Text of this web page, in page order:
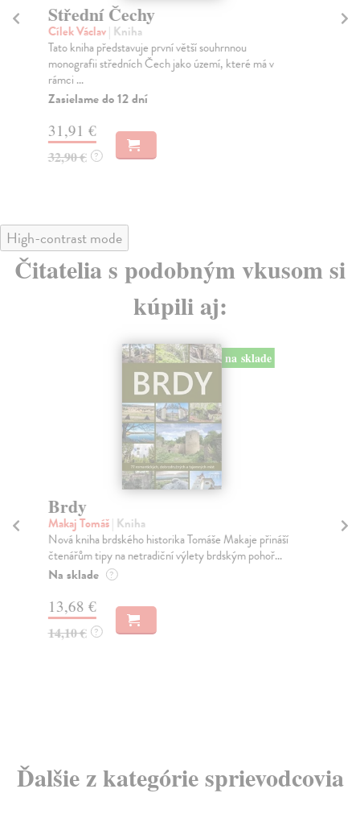
Střední Čechy
Cílek Václav| Kniha
Tato kniha představuje první větší souhrnnou
monografii středních Čech jako území, které má v
rámci ...
Zasielame do 12 dní
31,91 €
32,90 € ?
High-contrast mode
Čitatelia s podobným vkusom si
kúpili aj:
na sklade
Brdy
Makaj Tomáš| Kniha
Nová kniha brdského historika Tomáše Makaje přináší
čtenářům tipy na netradiční výlety brdským pohoř...
Na sklade ?
13,68 €
14,10 € ?
Ďalšie z kategórie sprievodcovia